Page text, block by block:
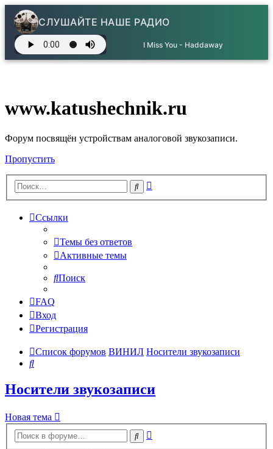
СЛУШАЙТЕ НАШЕ РАДИО
I Miss You - Haddaway
www.katushechnik.ru
Форум посвящён устройствам аналоговой звукозаписи.
Пропустить
Поиск
Ссылки
Темы без ответов
Активные темы
Поиск
FAQ
Вход
Регистрация
Список форумов ВИНИЛ Носители звукозаписи
Поиск
Носители звукозаписи
Новая тема
Поиск